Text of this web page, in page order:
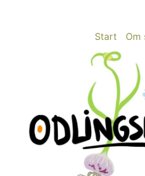
Start Om